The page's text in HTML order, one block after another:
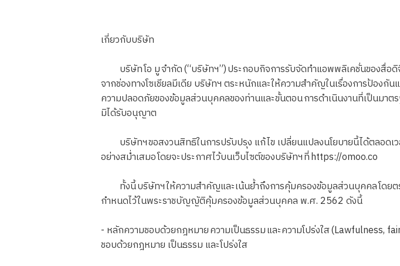
เกี่ยวกับบริษัท
บริษัท โอ มู จำกัด (“บริษัทฯ”) ประกอบกิจการรับจัดทำแอพพลิเคชั่นของสื่อ
จากช่องทางโซเชียลมีเดีย บริษัทฯ ตระหนักและให้ความสำคัญในเรื่องการป้อง
ความปลอดภัยของข้อมูลส่วนบุคคลของท่านและขั้นตอน การดำเนินงานที่เป็นมาต
มิได้รับอนุญาต
บริษัทฯ ขอสงวนสิทธิในการปรับปรุง แก้ไข เปลี่ยนแปลงนโยบายนี้ได้ตลอดเ
อย่างสม่ำเสมอ โดยจะประกาศไว้บนเว็บไซต์ของบริษัทฯ ที่ https://omoo.co
ทั้งนี้ บริษัทฯ ให้ความสำคัญและเน้นย้ำถึงการคุ้มครองข้อมูลส่วนบุคคล โดยต
กำหนดไว้ในพระราชบัญญัติคุ้มครองข้อมูลส่วนบุคคล พ.ศ. 2562 ดังนี้
- หลักความชอบด้วยกฎหมาย ความเป็นธรรม และความโปร่งใส (Lawfulness,
ชอบด้วยกฎหมาย เป็นธรรม และโปร่งใส